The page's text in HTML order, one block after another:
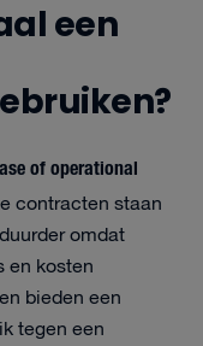
een
of operational
contracten staan
omdat
en kosten
bieden een
tegen een